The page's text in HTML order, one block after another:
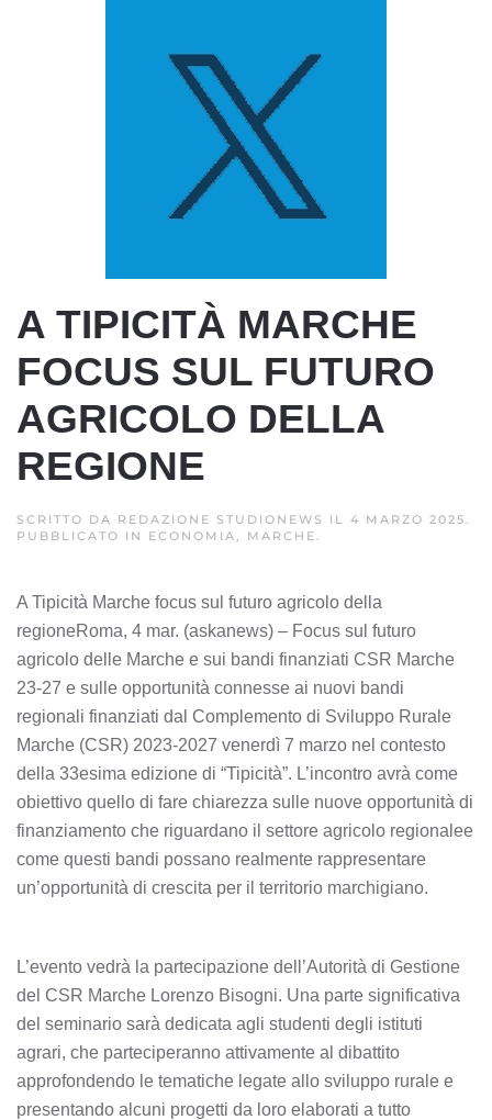
A TIPICITÀ MARCHE
FOCUS SUL FUTURO
AGRICOLO DELLA
REGIONE
SCRITTO DA REDAZIONE STUDIONEWS IL 4 MARZO 2025.
PUBBLICATO IN ECONOMIA, MARCHE.
A Tipicità Marche focus sul futuro agricolo della
regioneRoma, 4 mar. (askanews) – Focus sul futuro
agricolo delle Marche e sui bandi finanziati CSR Marche
23-27 e sulle opportunità connesse ai nuovi bandi
regionali finanziati dal Complemento di Sviluppo Rurale
Marche (CSR) 2023-2027 venerdì 7 marzo nel contesto
della 33esima edizione di “Tipicità”. L’incontro avrà come
obiettivo quello di fare chiarezza sulle nuove opportunità di
finanziamento che riguardano il settore agricolo regionalee
come questi bandi possano realmente rappresentare
un’opportunità di crescita per il territorio marchigiano.
L’evento vedrà la partecipazione dell’Autorità di Gestione
del CSR Marche Lorenzo Bisogni. Una parte significativa
del seminario sarà dedicata agli studenti degli istituti
agrari, che parteciperanno attivamente al dibattito
approfondendo le tematiche legate allo sviluppo rurale e
presentando alcuni progetti da loro elaborati a tutto